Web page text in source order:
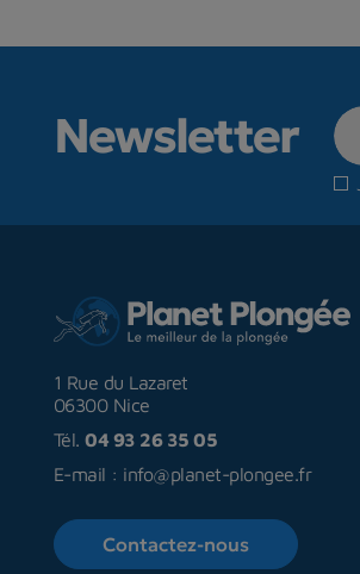
Newsletter
1 Rue du Lazaret
06300 Nice
Tél. 04 93 26 35 05
E-mail : info@planet-plongee.fr
Contactez-nous